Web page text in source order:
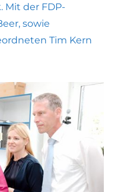
Mit der FDP-
sowie
Tim Kern